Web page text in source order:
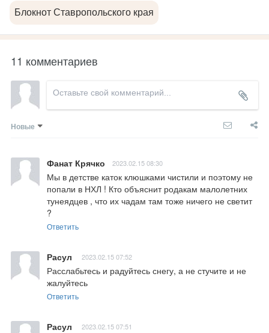
Блокнот Ставропольского края
11 комментариев
Новые
Фанат Крячко 2023.02.15 08:30
Мы в детстве каток клюшками чистили и поэтому не
попали в НХЛ ! Кто объяснит родакам малолетних
тунеядцев , что их чадам там тоже ничего не светит
?
Ответить
Расул 2023.02.15 07:52
Расслабьтесь и радуйтесь снегу, а не стучите и не
жалуйтесь
Ответить
Расул 2023.02.15 07:51